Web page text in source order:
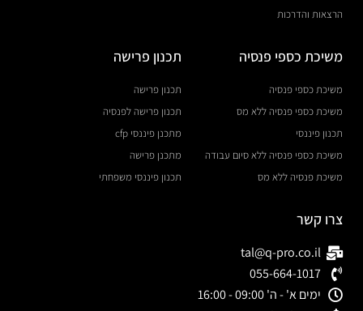
הרצאות והדרכות
משיכת כספי פנסיה
משיכת כספי פנסיה
משיכת כספי פנסיה ללא מס
תכנון פיננסי
משיכת כספי פנסיה ללא סיום עבודה
משיכת פנסיה ללא מס
תכנון פרישה
תכנון פרישה
תכנון פרישה לפנסיה
מתכנן פיננסי cfp
מתכנן פרישה
תכנון פיננסי משפחתי
צרו קשר
tal@q-pro.co.il
055-664-1017
ימים א' - ה' 09:00 - 16:00